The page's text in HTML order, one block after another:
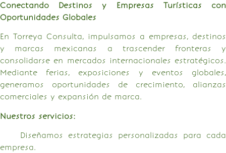
Conectando Destinos y Empresas Turísticas con
Oportunidades Globales
En Torreya Consulta, impulsamos a empresas, destinos
y marcas mexicanas a trascender fronteras y
consolidarse en mercados internacionales estratégicos.
Mediante ferias, exposiciones y eventos globales,
generamos oportunidades de crecimiento, alianzas
comerciales y expansión de marca.
Nuestros servicios:
Diseñamos estrategias personalizadas para cada
empresa.